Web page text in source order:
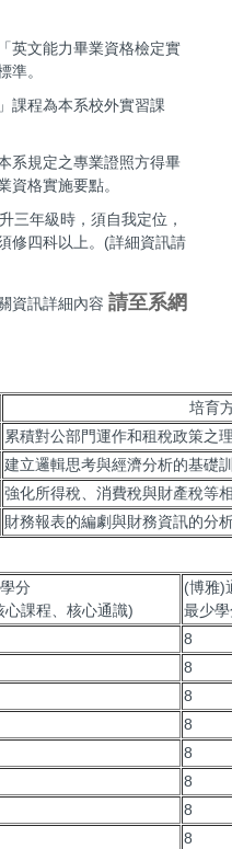
英文能力畢業資格檢定實
準。
課程為本系校外實習課
系規定之專業證照方得畢
資格實施要點。
三年級時，須自我定位，
修四科以上。(詳細資訊請
資訊詳細內容 請至系網
培育
累積對公部門運作和租稅政策之
建立邏輯思考與經濟分析的基礎
強化所得稅、消費稅與財產稅等
財務報表的編劇與財務資訊的分
分
心課程、核心通識)
(博雅)
最少
8
8
8
8
8
8
8
8